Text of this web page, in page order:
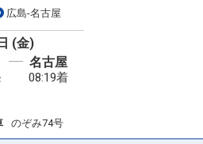
広島-名古屋
(金)
名古屋
08:19着
のぞみ74号